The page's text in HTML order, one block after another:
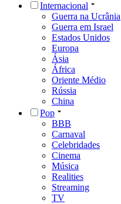
Internacional
Guerra na Ucrânia
Guerra em Israel
Estados Unidos
Europa
Ásia
África
Oriente Médio
Rússia
China
Pop
BBB
Carnaval
Celebridades
Cinema
Música
Realities
Streaming
TV